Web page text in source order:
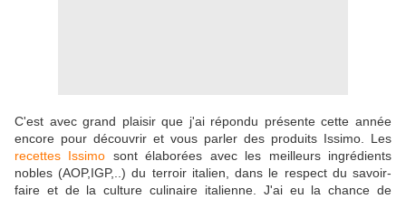
C'est avec grand plaisir que j'ai répondu présente cette année
encore pour découvrir et vous parler des produits Issimo. Les
recettes Issimo sont élaborées avec les meilleurs ingrédients
nobles (AOP,IGP,..) du terroir italien, dans le respect du savoir-
faire et de la culture culinaire italienne. J'ai eu la chance de